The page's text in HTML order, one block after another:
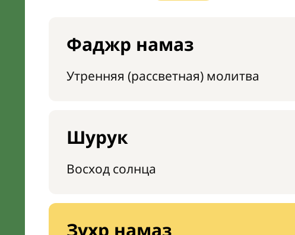
Фаджр намаз
Утренняя (рассветная) молитва
Шурук
Восход солнца
Зухр намаз